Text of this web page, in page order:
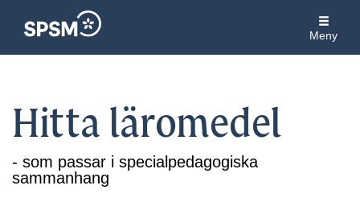
Meny
Hitta läromedel
- som passar i specialpedagogiska
sammanhang